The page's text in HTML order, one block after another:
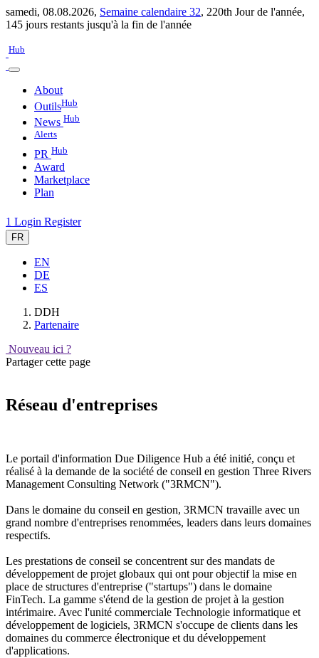
samedi, 08.08.2026, Semaine calendaire 32, 220th Jour de l'année,
145 jours restants jusqu'à la fin de l'année
Hub
About
OutilsHub
News Hub
Alerts
PR Hub
Award
Marketplace
Plan
1 Login Register
FR
EN
DE
ES
DDH
Partenaire
Nouveau ici ?
Partager cette page
Réseau d'entreprises
Le portail d'information Due Diligence Hub a été initié, conçu et
réalisé à la demande de la société de conseil en gestion Three Rivers
Management Consulting Network ("3RMCN").
Dans le domaine du conseil en gestion, 3RMCN travaille avec un
grand nombre d'entreprises renommées, leaders dans leurs domaines
respectifs.
Les prestations de conseil se concentrent sur des mandats de
développement de projet globaux qui ont pour objectif la mise en
place de structures d'entreprise ("startups") dans le domaine
FinTech. La gamme s'étend de la gestion de projet à la gestion
intérimaire. Avec l'unité commerciale Technologie informatique et
développement de logiciels, 3RMCN s'occupe de clients dans les
domaines du commerce électronique et du développement
d'applications.